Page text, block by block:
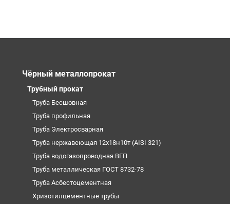
Чёрный металлопрокат
Трубный прокат
Труба Бесшовная
Труба профильная
Труба Электросварная
Труба нержавеющая 12х18н10т (AISI 321)
Труба водогазопроводная ВГП
Труба металлическая ГОСТ 8732-78
Труба Асбестоцементная
Хризотилцементные трубы